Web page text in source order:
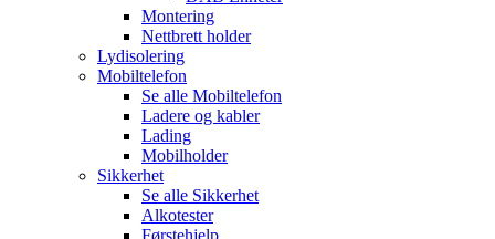
Montering
Nettbrett holder
Lydisolering
Mobiltelefon
Se alle Mobiltelefon
Ladere og kabler
Lading
Mobilholder
Sikkerhet
Se alle Sikkerhet
Alkotester
Førstehjelp